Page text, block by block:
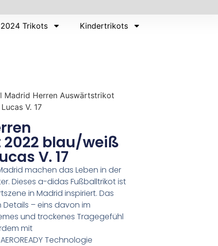
Trikots Kindertrikots
Madrid Herren Auswärtstrikot
V. 17
blau/weiß
V. 17
machen das Leben in der
Dieses a-didas Fußballtrikot ist
in Madrid inspiriert. Das
– eins davon im
und trockenes Tragegefühl
mit
Technologie